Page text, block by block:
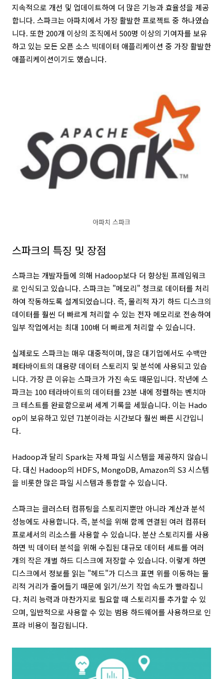
지속적으로 개선 및 업데이트하여 더 많은 기능과 효율성을 제공
합니다. 스파크는 아파치에서 가장 활발한 프로젝트 중 하나였습
니다. 또한 200개 이상의 조직에서 500명 이상의 기여자를 보유
하고 있는 모든 오픈 소스 빅데이터 애플리케이션 중 가장 활발한
애플리케이션이기도 했습니다.
아파치 스파크
스파크의 특징 및 장점
스파크는 개발자들에 의해 Hadoop보다 더 향상된 프레임워크
로 인식되고 있습니다. 스파크는 "메모리" 청크로 데이터를 처리
하여 작동하도록 설계되었습니다. 즉, 물리적 자기 하드 디스크의
데이터를 훨씬 더 빠르게 처리할 수 있는 전자 메모리로 전송하여
일부 작업에서는 최대 100배 더 빠르게 처리할 수 있습니다.
실제로도 스파크는 매우 대중적이며, 많은 대기업에서도 수백만
페타바이트의 대용량 데이터 스토리지 및 분석에 사용되고 있습
니다. 가장 큰 이유는 스파크가 가진 속도 때문입니다. 작년에 스
파크는 100 테라바이트의 데이터를 23분 내에 정렬하는 벤치마
크 테스트를 완료함으로써 세계 기록을 세웠습니다. 이는 Hado
op이 보유하고 있던 71분이라는 시간보다 훨씬 빠른 시간입니
다.
Hadoop과 달리 Spark는 자체 파일 시스템을 제공하지 않습니
다. 대신 Hadoop의 HDFS, MongoDB, Amazon의 S3 시스템
을 비롯한 많은 파일 시스템과 통합할 수 있습니다.
스파크는 클러스터 컴퓨팅을 스토리지뿐만 아니라 계산과 분석
성능에도 사용합니다. 즉, 분석을 위해 함께 연결된 여러 컴퓨터
프로세서의 리소스를 사용할 수 있습니다. 분산 스토리지를 사용
하면 빅 데이터 분석을 위해 수집된 대규모 데이터 세트를 여러
개의 작은 개별 하드 디스크에 저장할 수 있습니다. 이렇게 하면
디스크에서 정보를 읽는 "헤드"가 디스크 표면 위를 이동하는 물
리적 거리가 줄어들기 때문에 읽기/쓰기 작업 속도가 빨라집니
다. 처리 능력과 마찬가지로 필요할 때 스토리지를 추가할 수 있
으며, 일반적으로 사용할 수 있는 범용 하드웨어를 사용하므로 인
프라 비용이 절감됩니다.